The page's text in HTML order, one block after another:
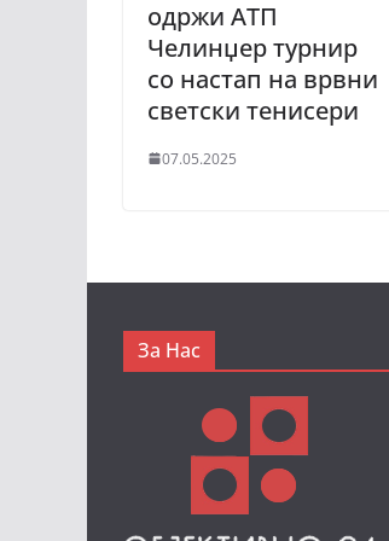
одржи АТП
Челинџер турнир
со настап на врвни
светски тенисери
07.05.2025
За Нас